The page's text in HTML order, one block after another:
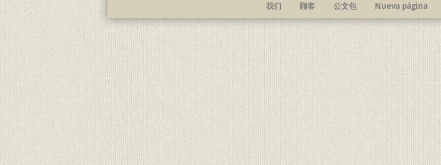
我们 顾客 公文包 Nueva página